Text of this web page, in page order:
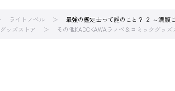
ライトノベル
最強の鑑定士って誰のこと？ ２ ～満腹
ッズストア その他KADOKAWAラノベ＆コミックグッズ